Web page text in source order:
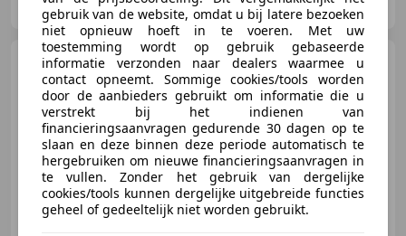
NL-8071 GD NUNSPEET
Ferrari SF90 Stradale4.0
V8 |FERRARI WARRANTY| Carbon
Racing Seats Fron
€ 384.995
gebruik van de website, omdat u bij latere bezoeken
niet opnieuw hoeft in te voeren. Met uw
toestemming wordt op gebruik gebaseerde
informatie verzonden naar dealers waarmee u
contact opneemt. Sommige cookies/tools worden
door de aanbieders gebruikt om informatie die u
verstrekt bij het indienen van
financieringsaanvragen gedurende 30 dagen op te
slaan en deze binnen deze periode automatisch te
hergebruiken om nieuwe financieringsaanvragen in
te vullen. Zonder het gebruik van dergelijke
cookies/tools kunnen dergelijke uitgebreide functies
geheel of gedeeltelijk niet worden gebruikt.